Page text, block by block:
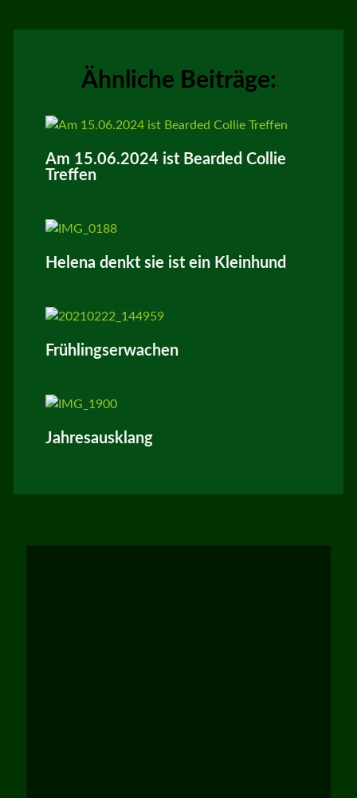
Ähnliche Beiträge:
Am 15.06.2024 ist Bearded Collie
Treffen
Helena denkt sie ist ein Kleinhund
Frühlingserwachen
Jahresausklang